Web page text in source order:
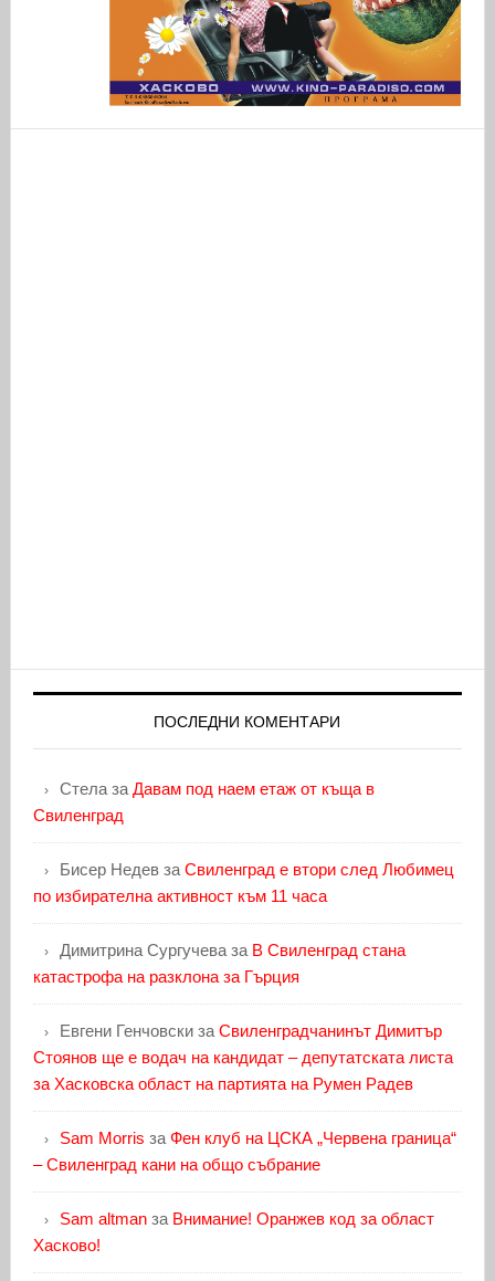
ПОСЛЕДНИ КОМЕНТАРИ
Стелаза Давам под наем етаж от къща в
Свиленград
Бисер Недевза Свиленград е втори след Любимец
по избирателна активност към 11 часа
Димитрина Сургучеваза В Свиленград стана
катастрофа на разклона за Гърция
Евгени Генчовскиза Свиленградчанинът Димитър
Стоянов ще е водач на кандидат – депутатската листа
за Хасковска област на партията на Румен Радев
Sam Morris за Фен клуб на ЦСКА „Червена граница“
– Свиленград кани на общо събрание
Sam altmanза Внимание! Оранжев код за област
Хасково!